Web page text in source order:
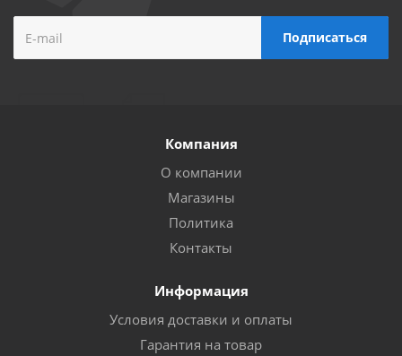
Компания
О компании
Магазины
Политика
Контакты
Информация
Условия доставки и оплаты
Гарантия на товар